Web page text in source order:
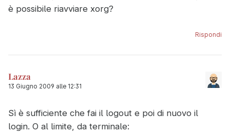
è possibile riavviare xorg?
Rispondi
Lazza
13 Giugno 2009 alle 12:31
Sì è sufficiente che fai il logout e poi di nuovo il
login. O al limite, da terminale: